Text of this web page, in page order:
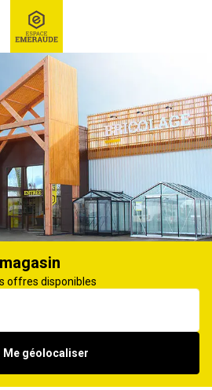
terrain
TOUT TERRAIN
offres disponibles
Me géolocaliser